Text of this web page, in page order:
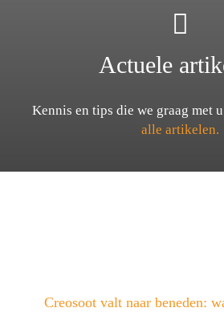
Actuele
Kennis en tips die we graag met
alle artikelen.
Creosoot valt naar beneden: